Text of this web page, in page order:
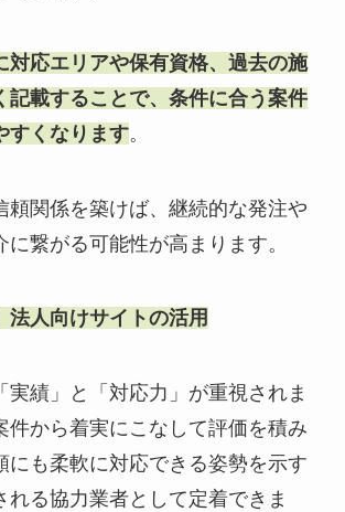
対応エリアや保有資格、過去の施
記載することで、条件に合う案件
すくなります。
頼関係を築けば、継続的な発注や
に繋がる可能性が高まります。
法人向けサイトの活用
実績」と「対応力」が重視されま
件から着実にこなして評価を積み
にも柔軟に対応できる姿勢を示す
れる協力業者として定着できま